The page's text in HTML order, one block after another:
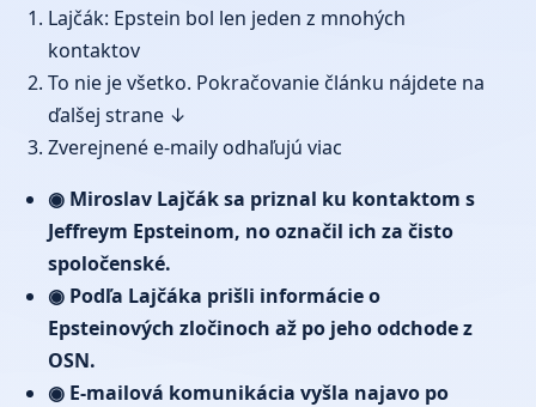
Lajčák: Epstein bol len jeden z mnohých
kontaktov
To nie je všetko. Pokračovanie článku nájdete na
ďalšej strane ↓
Zverejnené e-maily odhaľujú viac
◉ Miroslav Lajčák sa priznal ku kontaktom s
Jeffreym Epsteinom, no označil ich za čisto
spoločenské.
◉ Podľa Lajčáka prišli informácie o
Epsteinových zločinoch až po jeho odchode z
OSN.
◉ E-mailová komunikácia vyšla najavo po